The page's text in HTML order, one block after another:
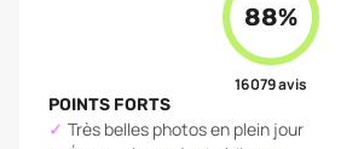
88%
16 079avis
POINTS FORTS
Très belles photos en plein jour